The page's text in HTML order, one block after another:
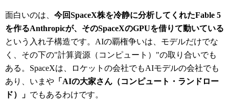
面白いのは、 今回SpaceX株を冷静に分析してくれたFable 5
を作るAnthropicが、そのSpaceXのGPUを借りて動いている
という入れ子構造です。AIの覇権争いは、モデルだけでな
く、その下の"計算資源（コンピュート）"の取り合いでも
ある。SpaceXは、ロケットの会社でもAIモデルの会社でも
あり、いまや 「AIの大家さん（コンピュート・ランドロー
ド）」 でもあるわけです。